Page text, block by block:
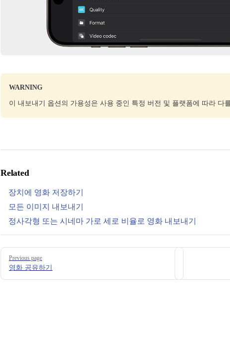
WARNING
이 내보내기 옵션의 가용성은 사용 중인 특정 버전 및 플랫폼에 따라 다
Related
장치에 영화 저장하기
모든 이미지 내보내기
정사각형 또는 시네마 가로 세로 비율로 영화 내보내기
Pager
Previous page
영화 공유하기